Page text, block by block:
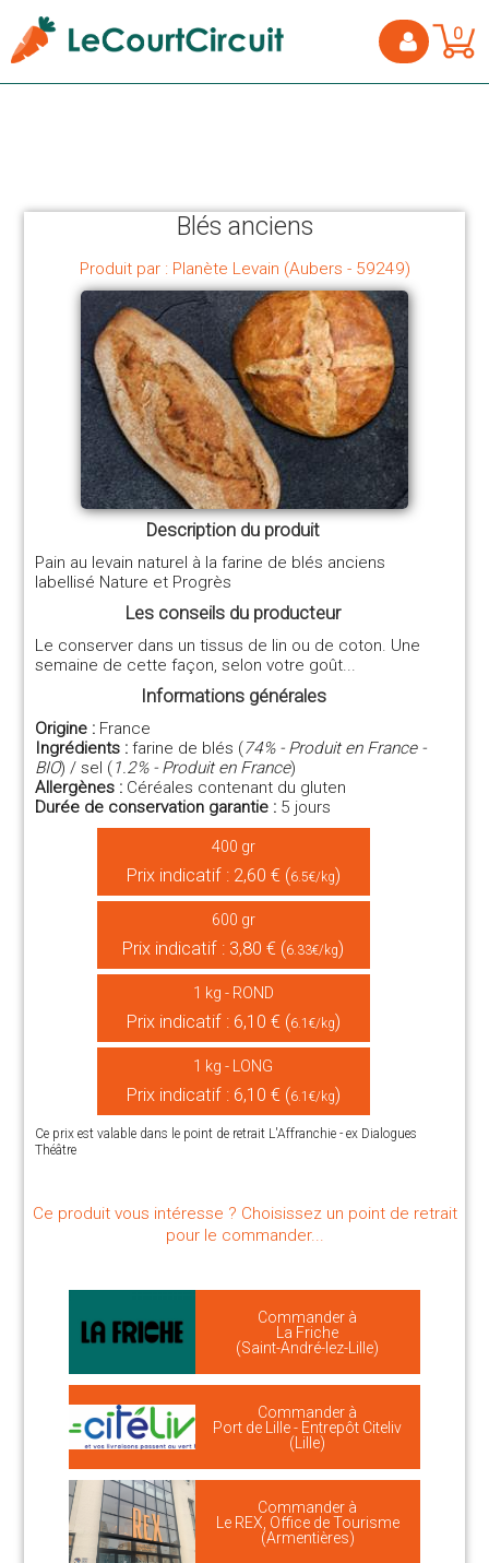
0
Blés anciens
Produit par : Planète Levain (Aubers - 59249)
Description du produit
Pain au levain naturel à la farine de blés anciens
labellisé Nature et Progrès
Les conseils du producteur
Le conserver dans un tissus de lin ou de coton. Une
semaine de cette façon, selon votre goût...
Informations générales
Origine : France
Ingrédients : farine de blés (74% - Produit en France -
BIO) / sel (1.2% - Produit en France)
Allergènes : Céréales contenant du gluten
Durée de conservation garantie : 5 jours
400 gr
Prix indicatif : 2,60 € (6.5€/kg)
600 gr
Prix indicatif : 3,80 € (6.33€/kg)
1 kg - ROND
Prix indicatif : 6,10 € (6.1€/kg)
1 kg - LONG
Prix indicatif : 6,10 € (6.1€/kg)
Ce prix est valable dans le point de retrait L'Affranchie - ex Dialogues
Théâtre
Ce produit vous intéresse ? Choisissez un point de retrait
pour le commander...
Commander à
La Friche
(Saint-André-lez-Lille)
Commander à
Port de Lille - Entrepôt Citeliv
(Lille)
Commander à
Le REX, Office de Tourisme
(Armentières)